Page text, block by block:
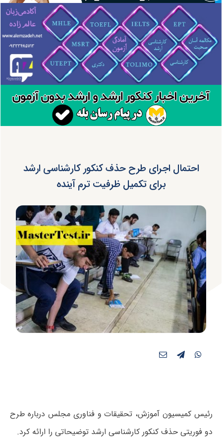
احتمال اجرای طرح حذف کنکور کارشناسی ارشد
برای تکمیل ظرفیت ترم آینده
رئیس کمیسیون آموزش، تحقیقات و فناوری مجلس درباره طرح
دو فوریتی حذف کنکور کارشناسی ارشد توضیحاتی را ارائه کرد.